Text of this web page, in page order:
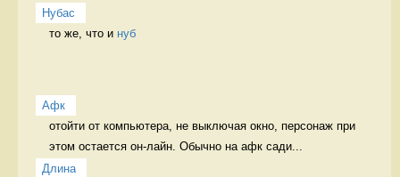
Нубас
то же, что и нуб
Афк
отойти от компьютера, не выключая окно, персонаж при
этом остается он-лайн. Обычно на афк сади...
Длина